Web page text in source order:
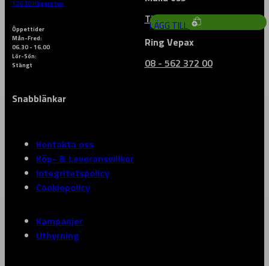
LÄGG TILL
126 30 Hägersten
Till vårt kontaktformulär
Öppettider
Mån-Fred:
06.30 - 16.00
Lör-Sön:
Stängt
Ring Vepax
08 - 562 372 00
Snabblänkar
Kontakta oss
Köp- & Leveransvillkor
Integritetspolicy
Cookiepolicy
Kampanjer
Uthyrning